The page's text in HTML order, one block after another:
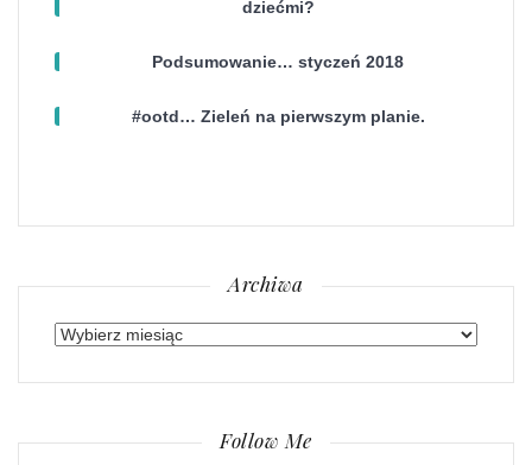
dziećmi?
Podsumowanie… styczeń 2018
#ootd… Zieleń na pierwszym planie.
Archiwa
Archiwa
Follow Me